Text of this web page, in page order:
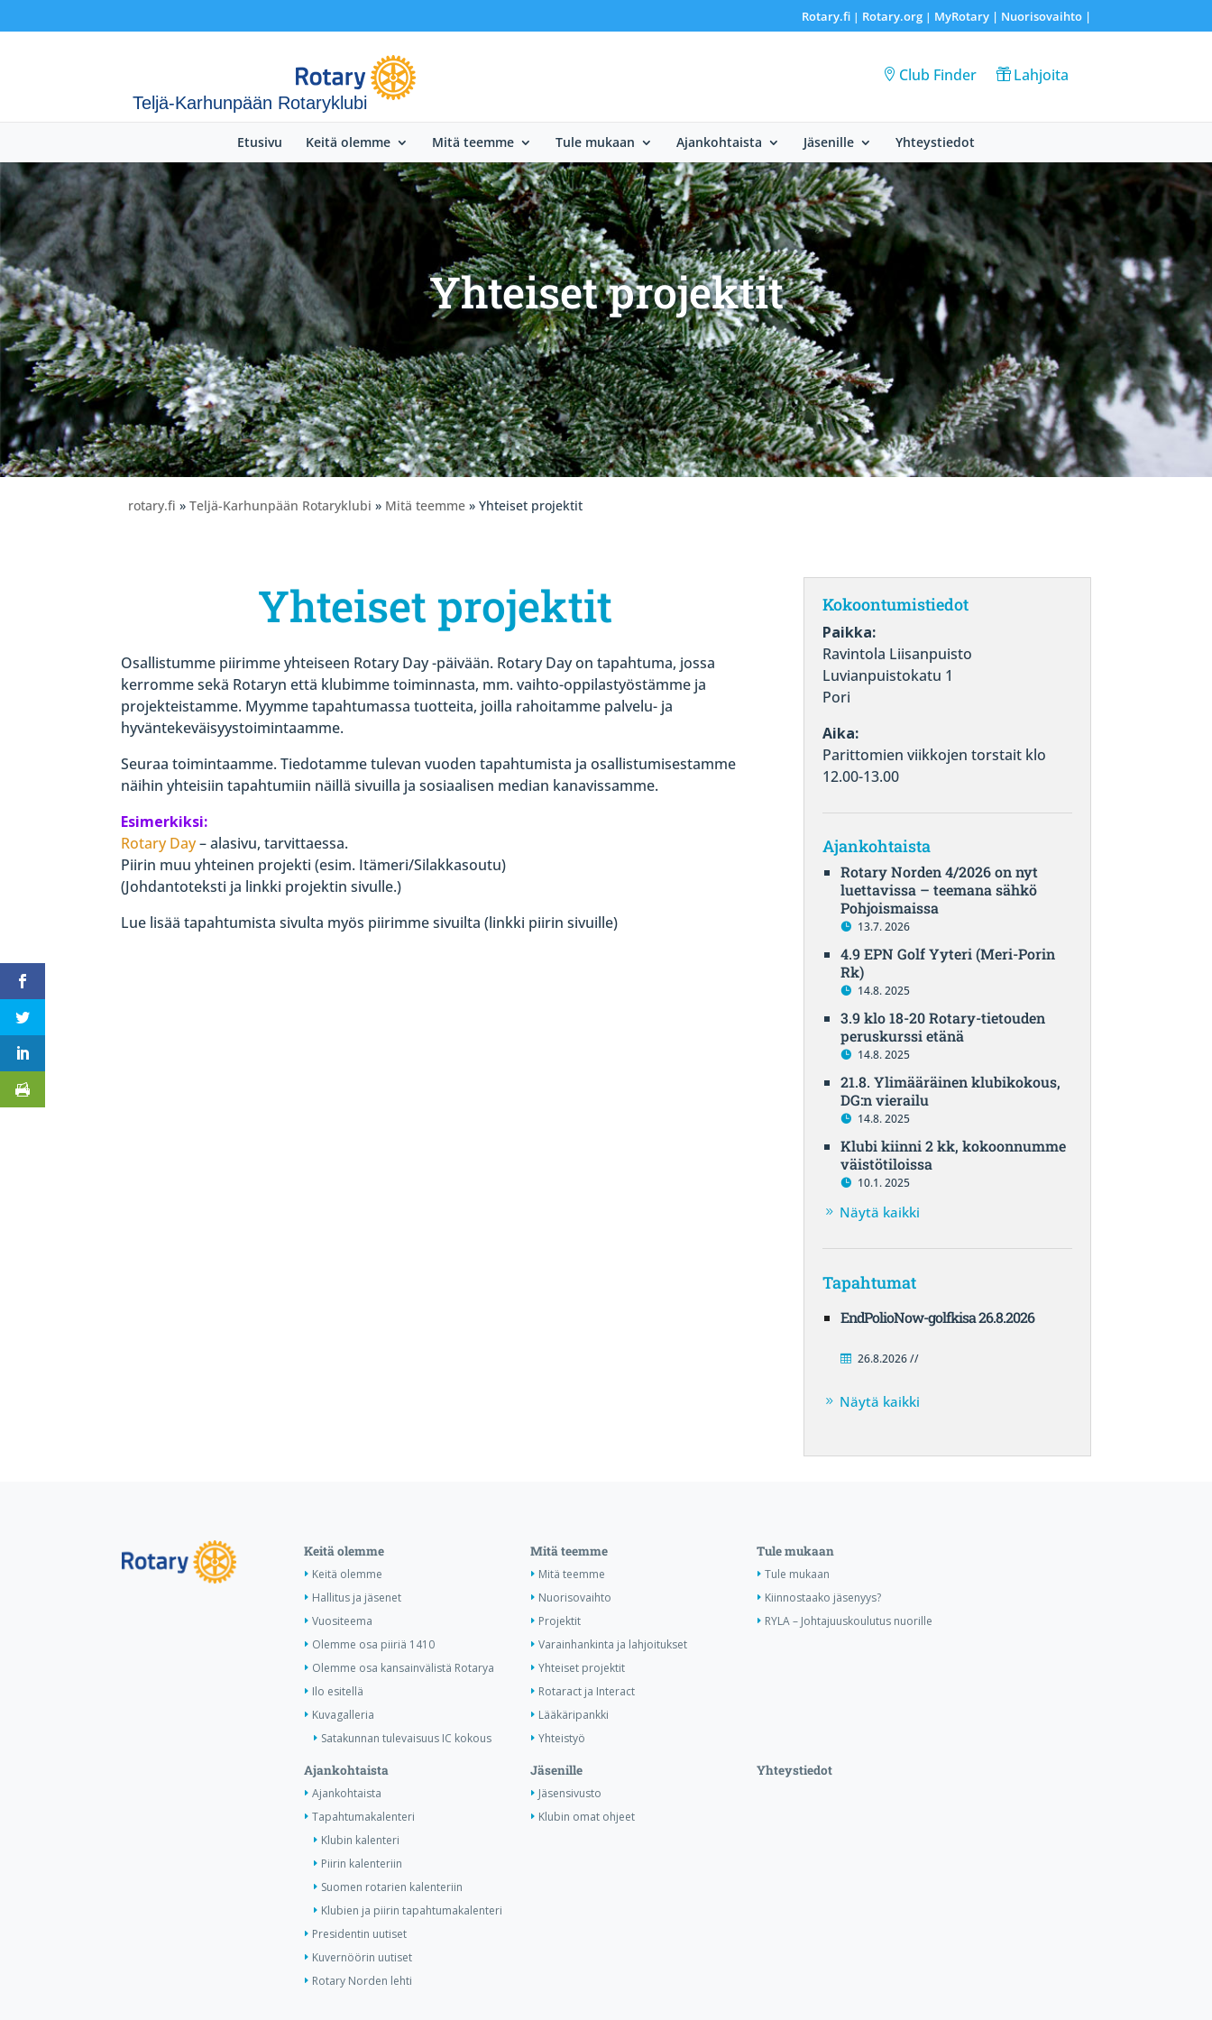
Rotary.fi| Rotary.org| MyRotary | Nuorisovaihto|
Teljä-Karhunpään Rotaryklubi
Club Finder Lahjoita
Etusivu Keitä olemme Mitä teemme Tule mukaan Ajankohtaista Jäsenille Yhteystiedot
Yhteiset projektit
rotary.fi » Teljä-Karhunpään Rotaryklubi » Mitä teemme » Yhteiset projektit
Yhteiset projektit
Osallistumme piirimme yhteiseen Rotary Day -päivään. Rotary Day on tapahtuma, jossa
kerromme sekä Rotaryn että klubimme toiminnasta, mm. vaihto-oppilastyöstämme ja
projekteistamme. Myymme tapahtumassa tuotteita, joilla rahoitamme palvelu- ja
hyväntekeväisyystoimintaamme.
Seuraa toimintaamme. Tiedotamme tulevan vuoden tapahtumista ja osallistumisestamme
näihin yhteisiin tapahtumiin näillä sivuilla ja sosiaalisen median kanavissamme.
Esimerkiksi:
Rotary Day– alasivu, tarvittaessa.
Piirin muu yhteinen projekti (esim. Itämeri/Silakkasoutu)
(Johdantoteksti ja linkki projektin sivulle.)
Lue lisää tapahtumista sivulta myös piirimme sivuilta (linkki piirin sivuille)
Kokoontumistiedot
Paikka:
Ravintola Liisanpuisto
Luvianpuistokatu 1
Pori
Aika:
Parittomien viikkojen torstait klo
12.00-13.00
Ajankohtaista
Rotary Norden 4/2026 on nyt
luettavissa – teemana sähkö
Pohjoismaissa
13.7. 2026
4.9 EPN Golf Yyteri (Meri-Porin
Rk)
14.8. 2025
3.9 klo 18-20 Rotary-tietouden
peruskurssi etänä
14.8. 2025
21.8. Ylimääräinen klubikokous,
DG:n vierailu
14.8. 2025
Klubi kiinni 2 kk, kokoonnumme
väistötiloissa
10.1. 2025
Näytä kaikki
Tapahtumat
EndPolioNow-golfkisa 26.8.2026
26.8.2026 //
Näytä kaikki
Keitä olemme
Keitä olemme
Hallitus ja jäsenet
Vuositeema
Olemme osa piiriä 1410
Olemme osa kansainvälistä Rotarya
Ilo esitellä
Kuvagalleria
Satakunnan tulevaisuus IC kokous
Mitä teemme
Mitä teemme
Nuorisovaihto
Projektit
Varainhankinta ja lahjoitukset
Yhteiset projektit
Rotaract ja Interact
Lääkäripankki
Yhteistyö
Tule mukaan
Tule mukaan
Kiinnostaako jäsenyys?
RYLA – Johtajuuskoulutus nuorille
Ajankohtaista
Ajankohtaista
Tapahtumakalenteri
Klubin kalenteri
Piirin kalenteriin
Suomen rotarien kalenteriin
Klubien ja piirin tapahtumakalenteri
Presidentin uutiset
Kuvernöörin uutiset
Rotary Norden lehti
Jäsenille
Jäsensivusto
Klubin omat ohjeet
Yhteystiedot